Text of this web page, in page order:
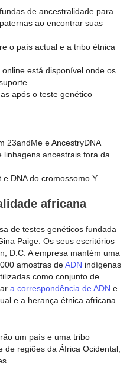
de ancestralidade para
ao encontrar suas
o país actual e a tribo étnica
está disponível onde os
após o teste genético
23andMe e AncestryDNA
linhagens ancestrais fora da
DNA do cromossomo Y
africana
de testes genéticos fundada
Paige. Os seus escritórios
D.C. A empresa mantém uma
amostras deADN indígenas
como conjunto de
a correspondência de ADN e
e a herança étnica africana
um país e uma tribo
de regiões da África Ocidental,